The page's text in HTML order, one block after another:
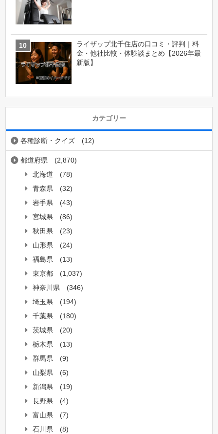
ライザップ北千住店の口コミ・評判｜料
金・他社比較・体験談まとめ【2026年最
新版】
カテゴリー
各種診断・クイズ (12)
都道府県
(2,870)
北海道
(78)
青森県
(32)
岩手県
(43)
宮城県
(86)
秋田県
(23)
山形県
(24)
福島県
(13)
東京都
(1,037)
神奈川県
(346)
埼玉県
(194)
千葉県
(180)
茨城県
(20)
栃木県
(13)
群馬県
(9)
山梨県
(6)
新潟県
(19)
長野県
(4)
富山県
(7)
石川県
(8)